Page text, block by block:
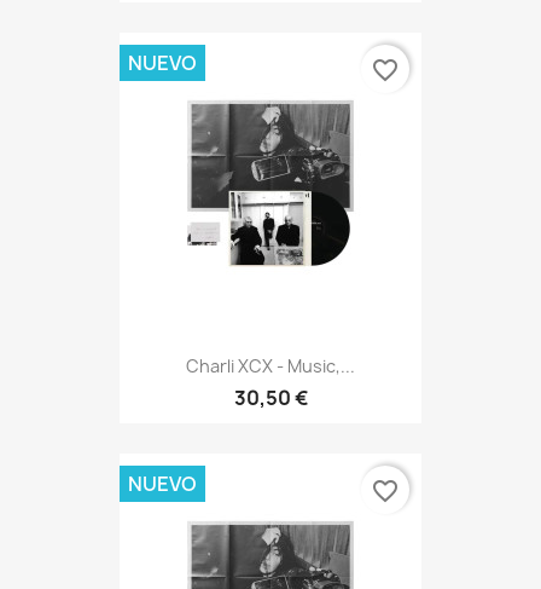
Charli XCX - Music,...
30,50 €
NUEVO favorite_border
NUEVO favorite_border